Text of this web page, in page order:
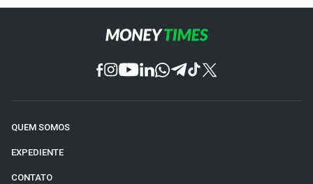
QUEM SOMOS
EXPEDIENTE
CONTATO